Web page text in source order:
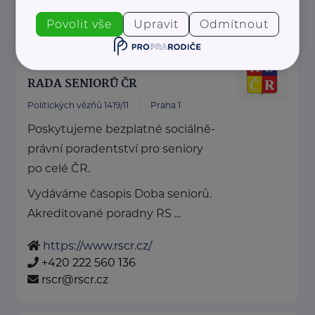
dotknisekridel@seznam.cz
RADA SENIORŮ ČR
Politických vězňů 1419/11 Praha 1
Poskytujeme bezplatné sociálně-
právní poradentství pro seniory
po celé ČR.
Vydáváme časopis Doba seniorů.
Akreditované poradny RS ...
https://www.rscr.cz/
+420 222 560 136
rscr@rscr.cz
Povolit vše Upravit Odmítnout